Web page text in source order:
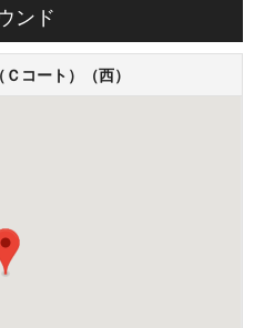
ンド
コート）（西）